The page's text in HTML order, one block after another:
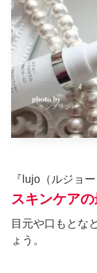
『lujo（ルジョ
スキンケア
目元や口もとな
ょう。